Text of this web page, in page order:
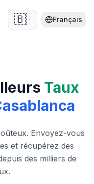
🇧🇪 Français
Taux
Envoyez-vous
et récupérez des
des milliers de